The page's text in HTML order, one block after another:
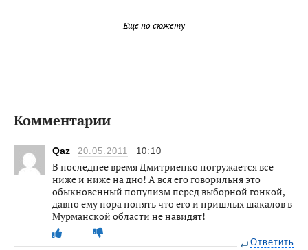
Еще по сюжету
Комментарии
Qaz 20.05.2011 10:10
В последнее время Дмитриенко погружается все
ниже и ниже на дно! А вся его говорильня это
обыкновенный популизм перед выборной гонкой,
давно ему пора понять что его и пришлых шакалов в
Мурманской области не навидят!
Ответить